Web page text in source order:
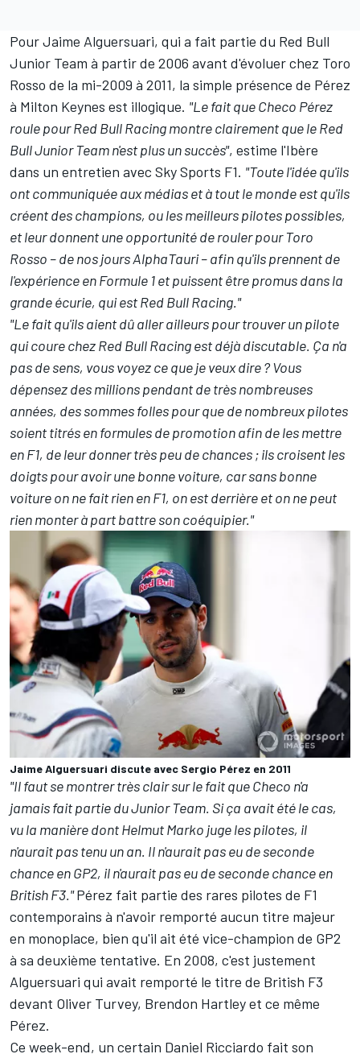
PourJaime Alguersuari, qui a fait partie du Red Bull
Junior Team à partir de 2006 avant d'évoluer chez Toro
Rosso de la mi-2009 à 2011, la simple présence de Pérez
à Milton Keynes est illogique. "Le fait que Checo Pérez
roule pour Red Bull Racing montre clairement que le Red
Bull Junior Team n'est plus un succès", estime l'Ibère
dans un entretien avec Sky Sports F1. "Toute l'idée qu'ils
ont communiquée aux médias et à tout le monde est qu'ils
créent des champions, ou les meilleurs pilotes possibles,
et leur donnent une opportunité de rouler pour Toro
Rosso – de nos joursAlphaTauri– afin qu'ils prennent de
l'expérience en Formule 1 et puissent être promus dans la
grande écurie, qui est Red Bull Racing."
"Le fait qu'ils aient dû aller ailleurs pour trouver un pilote
qui coure chez Red Bull Racing est déjà discutable. Ça n'a
pas de sens, vous voyez ce que je veux dire ? Vous
dépensez des millions pendant de très nombreuses
années, des sommes folles pour que de nombreux pilotes
soient titrés en formules de promotion afin de les mettre
en F1, de leur donner très peu de chances ; ils croisent les
doigts pour avoir une bonne voiture, car sans bonne
voiture on ne fait rien en F1, on est derrière et on ne peut
rien monter à part battre son coéquipier."
Jaime Alguersuari discute avec Sergio Pérez en 2011
"Il faut se montrer très clair sur le fait que Checo n'a
jamais fait partie du Junior Team. Si ça avait été le cas,
vu la manière dont Helmut Marko juge les pilotes, il
n'aurait pas tenu un an. Il n'aurait pas eu de seconde
chance en GP2, il n'aurait pas eu de seconde chance en
British F3."Pérez fait partie des rares pilotes de F1
contemporains à n'avoir remporté aucun titre majeur
en monoplace, bien qu'il ait été vice-champion de GP2
à sa deuxième tentative. En 2008, c'est justement
Alguersuari qui avait remporté le titre de British F3
devant Oliver Turvey, Brendon Hartleyet ce même
Pérez.
Ce week-end, un certain Daniel Ricciardo fait son